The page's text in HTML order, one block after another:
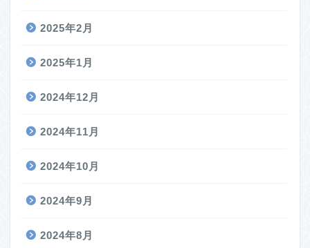
2025年2月
2025年1月
2024年12月
2024年11月
2024年10月
2024年9月
2024年8月